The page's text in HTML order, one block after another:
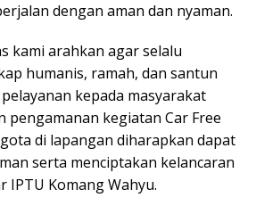
dengan aman dan nyaman.
kami arahkan agar selalu
humanis, ramah, dan santun
kepada masyarakat
pengamanan kegiatan Car Free
di lapangan diharapkan dapat
serta menciptakan kelancaran
IPTU Komang Wahyu.